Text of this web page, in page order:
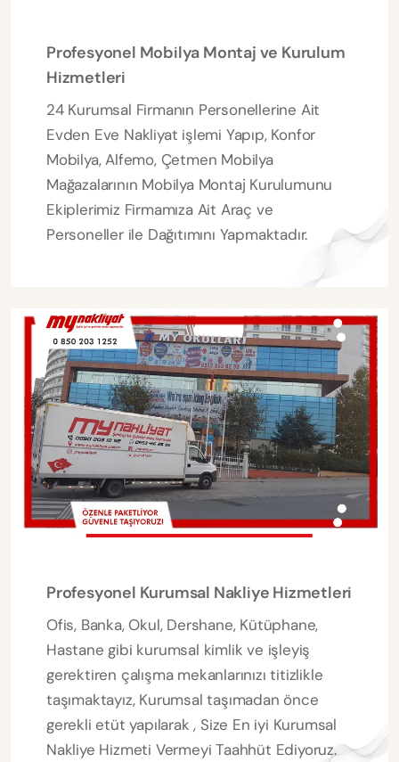
Profesyonel Mobilya Montaj ve Kurulum
Hizmetleri
24 Kurumsal Firmanın Personellerine Ait
Evden Eve Nakliyat işlemi Yapıp, Konfor
Mobilya, Alfemo, Çetmen Mobilya
Mağazalarının Mobilya Montaj Kurulumunu
Ekiplerimiz Firmamıza Ait Araç ve
Personeller ile Dağıtımını Yapmaktadır.
Profesyonel Kurumsal Nakliye Hizmetleri
Ofis, Banka, Okul, Dershane, Kütüphane,
Hastane gibi kurumsal kimlik ve işleyiş
gerektiren çalışma mekanlarınızı titizlikle
taşımaktayız, Kurumsal taşımadan önce
gerekli etüt yapılarak , Size En iyi Kurumsal
Nakliye Hizmeti Vermeyi Taahhüt Ediyoruz.